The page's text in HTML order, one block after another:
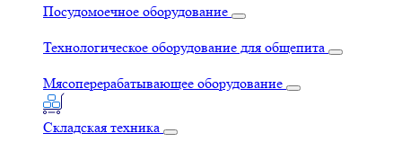
Посудомоечное оборудование
Технологическое оборудование для общепита
Мясоперерабатывающее оборудование
Складская техника